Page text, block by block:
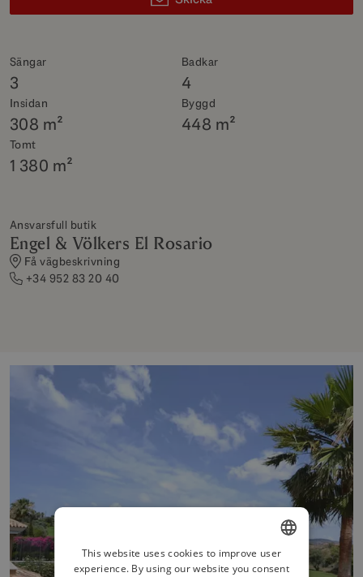
Sängar
3
Badkar
4
Insidan
308 m²
Byggd
448 m²
Tomt
1 380 m²
Ansvarsfull butik
Engel & Völkers El Rosario
Få vägbeskrivning
+34 952 83 20 40
ENGLISH
This website uses cookies to improve user
experience. By using our website you consent